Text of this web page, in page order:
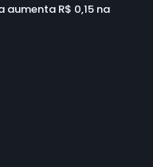
R$ 0,15 na